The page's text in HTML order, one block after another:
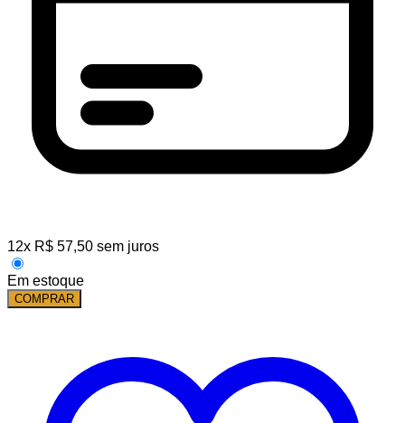
12x R$ 57,50 sem juros
Em estoque
COMPRAR